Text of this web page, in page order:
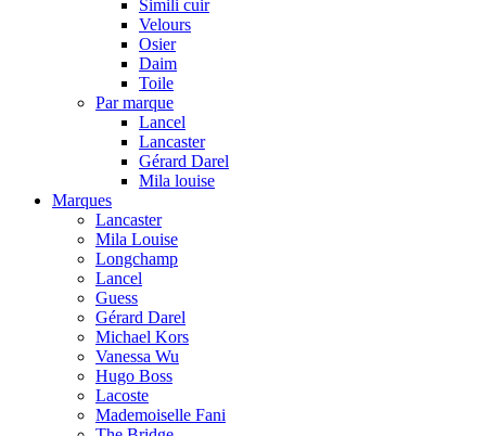
Simili cuir
Velours
Osier
Daim
Toile
Par marque
Lancel
Lancaster
Gérard Darel
Mila louise
Marques
Lancaster
Mila Louise
Longchamp
Lancel
Guess
Gérard Darel
Michael Kors
Vanessa Wu
Hugo Boss
Lacoste
Mademoiselle Fani